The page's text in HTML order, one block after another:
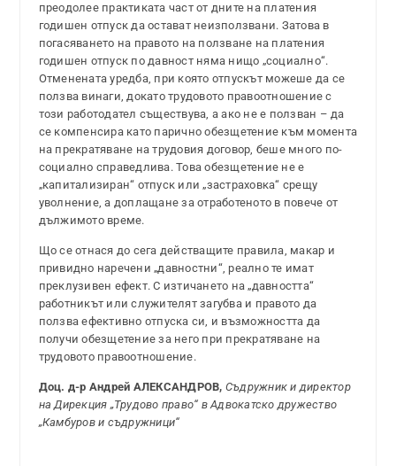
преодолее практиката част от дните на платения
годишен отпуск да остават неизползвани. Затова в
погасяването на правото на ползване на платения
годишен отпуск по давност няма нищо „социално“.
Отменената уредба, при която отпускът можеше да се
ползва винаги, докато трудовото правоотношение с
този работодател съществува, а ако не е ползван – да
се компенсира като парично обезщетение към момента
на прекратяване на трудовия договор, беше много по-
социално справедлива. Това обезщетение не е
„капитализиран“ отпуск или „застраховка“ срещу
уволнение, а доплащане за отработеното в повече от
дължимото време.
Що се отнася до сега действащите правила, макар и
привидно наречени „давностни“, реално те имат
преклузивен ефект. С изтичането на „давността“
работникът или служителят загубва и правото да
ползва ефективно отпуска си, и възможността да
получи обезщетение за него при прекратяване на
трудовото правоотношение.
Доц. д-р Андрей АЛЕКСАНДРОВ, Съдружник и директор
на Дирекция „Трудово право“ в Адвокатско дружество
„Камбуров и съдружници“